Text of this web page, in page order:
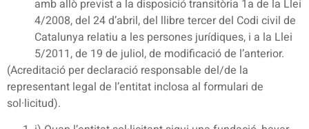
amb allò previst a la disposició transitòria 1a de la Llei
4/2008, del 24 d’abril, del llibre tercer del Codi civil de
Catalunya relatiu a les persones jurídiques, i a la Llei
5/2011, de 19 de juliol, de modificació de l’anterior.
(Acreditació per declaració responsable del/de la
representant legal de l’entitat inclosa al formulari de
sol·licitud).